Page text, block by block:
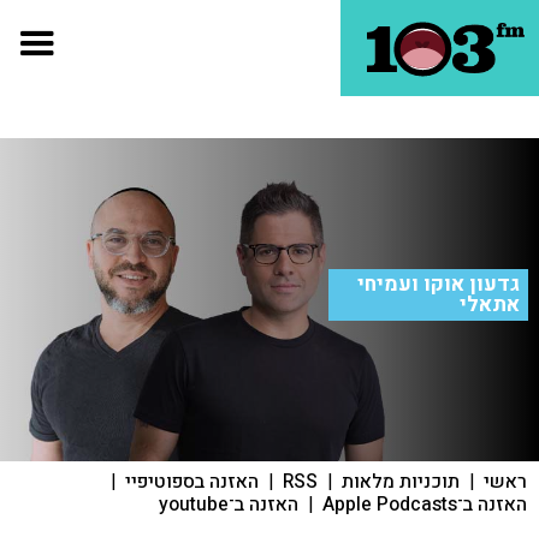
גדעון אוקו ועמיחי
אתאלי
ראשי | תוכניות מלאות |
RSS
| האזנה בספוטיפיי |
האזנה ב־Apple Podcasts | האזנה ב־youtube